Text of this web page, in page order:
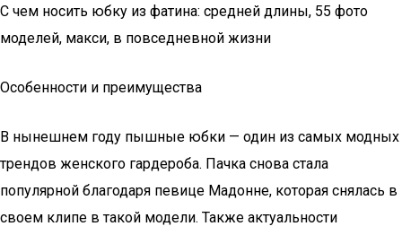
C чем носить юбку из фатина: средней длины, 55 фото
моделей, макси, в повседневной жизни
Особенности и преимущества
В нынешнем году пышные юбки — один из самых модных
трендов женского гардероба. Пачка снова стала
популярной благодаря певице Мадонне, которая снялась в
своем клипе в такой модели. Также актуальности